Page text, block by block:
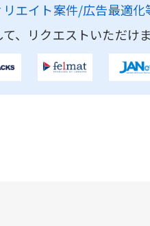
リエイト案件/広告最適
、リクエストいただけま